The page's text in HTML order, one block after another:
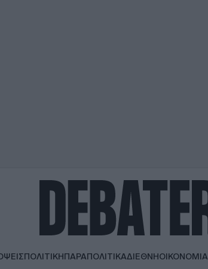
ΠΟΛΙΤΙΚΗΠΑΡΑΠΟΛΙΤΙΚΑΔΙΕΘΝΗΟΙΚΟΝΟΜΙΑ